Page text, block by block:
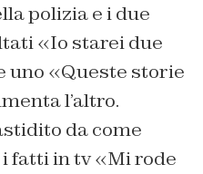
polizia e i due
«Io starei due
uno «Queste storie
l’altro.
da come
fatti in tv «Mi rode